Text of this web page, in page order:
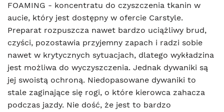
FOAMING - koncentratu do czyszczenia tkanin w
aucie, który jest dostępny w ofercie Carstyle.
Preparat rozpuszcza nawet bardzo uciążliwy brud,
czyści, pozostawia przyjemny zapach i radzi sobie
nawet w krytycznych sytuacjach, dlatego wykładzina
jest możliwa do wyczyszczenia. Jednak dywaniki są
jej swoistą ochroną. Niedopasowane dywaniki to
stale zaginające się rogi, o które kierowca zahacza
podczas jazdy. Nie dość, że jest to bardzo